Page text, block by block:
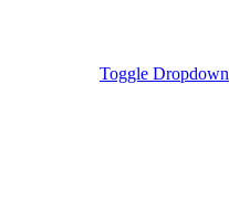
Toggle Dropdown